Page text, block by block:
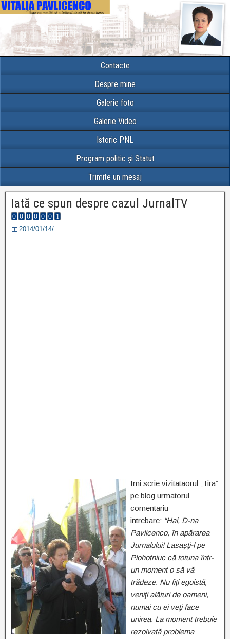
Contacte
Despre mine
Galerie foto
Galerie Video
Istoric PNL
Program politic și Statut
Trimite un mesaj
Iată ce spun despre cazul JurnalTV
2014/01/14/
Imi scrie vizitataorul „Tira”
pe blog urmatorul
comentariu-
intrebare: “Hai, D-na
Pavlicenco, în apărarea
Jurnalului! Lasaşţi-l pe
Plohotniuc că totuna într-
un moment o să vă
trădeze. Nu fiţi egoistă,
veniţi alături de oameni,
numai cu ei veţi face
unirea. La moment trebuie
rezolvată problema